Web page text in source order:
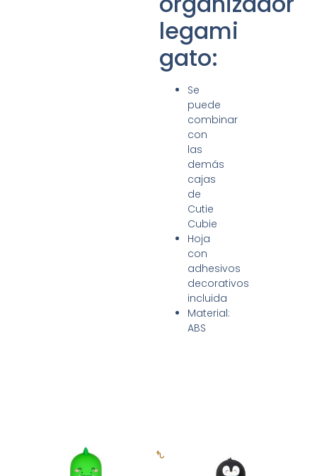
legami
gato:
Se
puede
combinar
con
las
demás
cajas
de
Cutie
Cubie
Hoja
con
adhesivos
decorativos
incluida
Material:
ABS
Productos relacionados